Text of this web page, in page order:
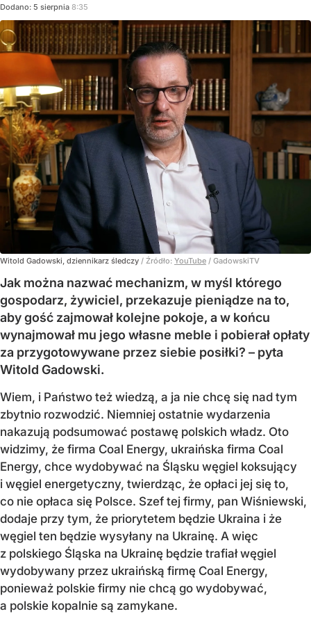
Dodano: 5 sierpnia 8:35
Witold Gadowski, dziennikarz śledczy / Źródło: YouTube / GadowskiTV
Jak można nazwać mechanizm, w myśl którego
gospodarz, żywiciel, przekazuje pieniądze na to,
aby gość zajmował kolejne pokoje, a w końcu
wynajmował mu jego własne meble i pobierał opłaty
za przygotowywane przez siebie posiłki? – pyta
Witold Gadowski.
Wiem, i Państwo też wiedzą, a ja nie chcę się nad tym
zbytnio rozwodzić. Niemniej ostatnie wydarzenia
nakazują podsumować postawę polskich władz. Oto
widzimy, że firma Coal Energy, ukraińska firma Coal
Energy, chce wydobywać na Śląsku węgiel koksujący
i węgiel energetyczny, twierdząc, że opłaci jej się to,
co nie opłaca się Polsce. Szef tej firmy, pan Wiśniewski,
dodaje przy tym, że priorytetem będzie Ukraina i że
węgiel ten będzie wysyłany na Ukrainę. A więc
z polskiego Śląska na Ukrainę będzie trafiał węgiel
wydobywany przez ukraińską firmę Coal Energy,
ponieważ polskie firmy nie chcą go wydobywać,
a polskie kopalnie są zamykane.